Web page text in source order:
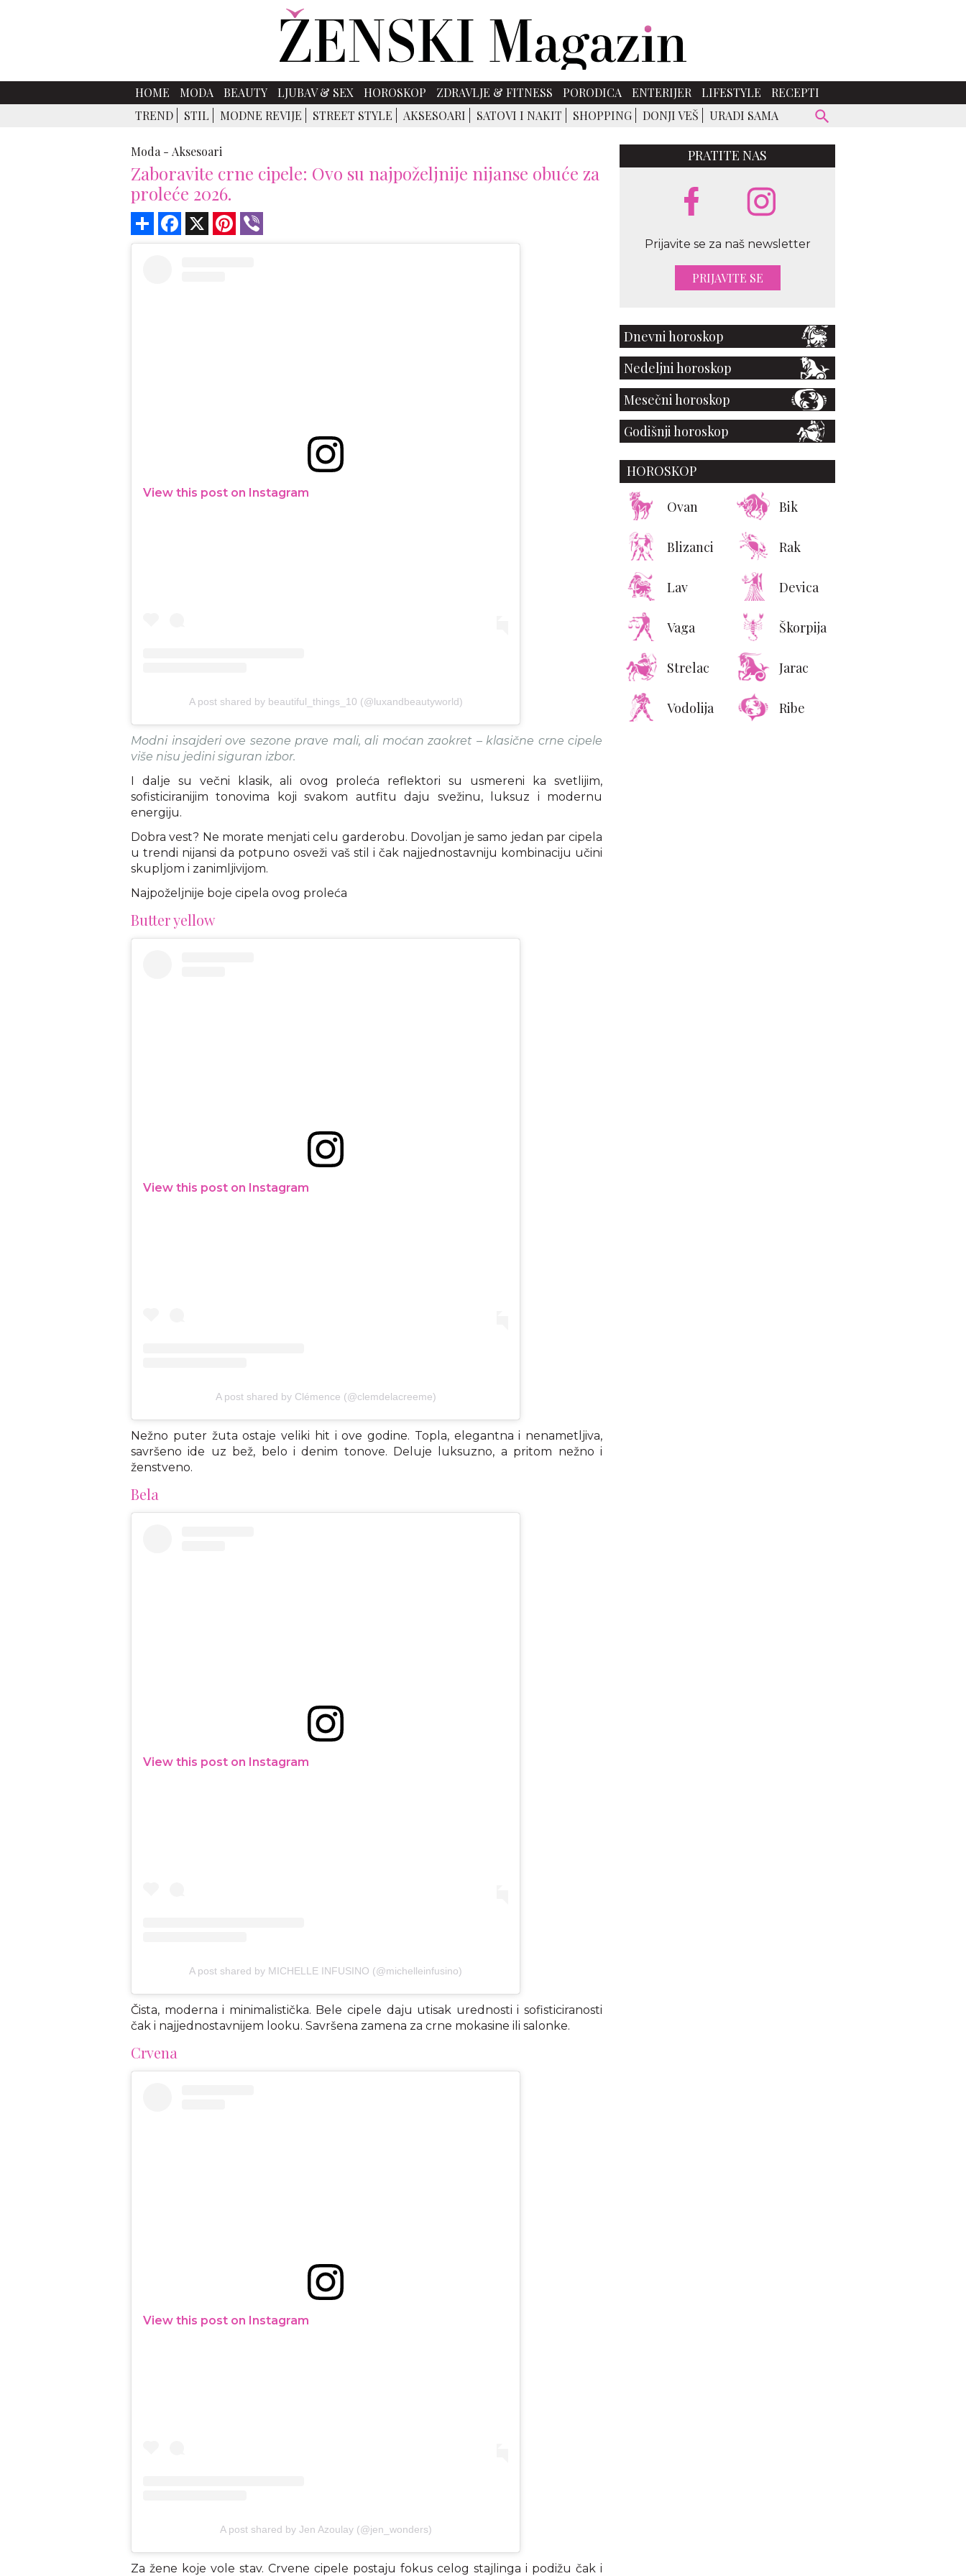
HOME MODA BEAUTY LJUBAV & SEX HOROSKOP ZDRAVLJE & FITNESS PORODICA ENTERIJER LIFESTYLE
RECEPTI
TREND
STIL MODNE REVIJE STREET STYLE AKSESOARI SATOVI I NAKIT SHOPPING DONJI VEŠ URADI SAMA
Moda - Aksesoari
Zaboravite crne cipele: Ovo su najpoželjnije nijanse obuće za
proleće 2026.
Share Facebook Pinterest
View this post on Instagram
A post shared by beautiful_things_10 (@luxandbeautyworld)
Modni insajderi ove sezone prave mali, ali moćan zaokret – klasične crne cipele
više nisu jedini siguran izbor.
I dalje su večni klasik, ali ovog proleća reflektori su usmereni ka svetlijim,
sofisticiranijim tonovima koji svakom autfitu daju svežinu, luksuz i modernu
energiju.
Dobra vest? Ne morate menjati celu garderobu. Dovoljan je samo jedan par cipela
u trendi nijansi da potpuno osveži vaš stil i čak najjednostavniju kombinaciju učini
skupljom i zanimljivijom.
Najpoželjnije boje cipela ovog proleća
Butter yellow
View this post on Instagram
A post shared by Clémence (@clemdelacreeme)
Nežno puter žuta ostaje veliki hit i ove godine. Topla, elegantna i nenametljiva,
savršeno ide uz bež, belo i denim tonove. Deluje luksuzno, a pritom nežno i
ženstveno.
Bela
View this post on Instagram
A post shared by MICHELLE INFUSINO (@michelleinfusino)
Čista, moderna i minimalistička. Bele cipele daju utisak urednosti i sofisticiranosti
čak i najjednostavnijem looku. Savršena zamena za crne mokasine ili salonke.
Crvena
View this post on Instagram
A post shared by Jen Azoulay (@jen_wonders)
Za žene koje vole stav. Crvene cipele postaju fokus celog stajlinga i podižu čak i
PRATITE NAS
Prijavite se za naš newsletter
PRIJAVITE SE
Dnevni horoskop
Nedeljni horoskop
Mesečni horoskop
Godišnji horoskop
HOROSKOP
Ovan Bik
Blizanci Rak
Lav Devica
Vaga Škorpija
Strelac Jarac
Vodolija Ribe